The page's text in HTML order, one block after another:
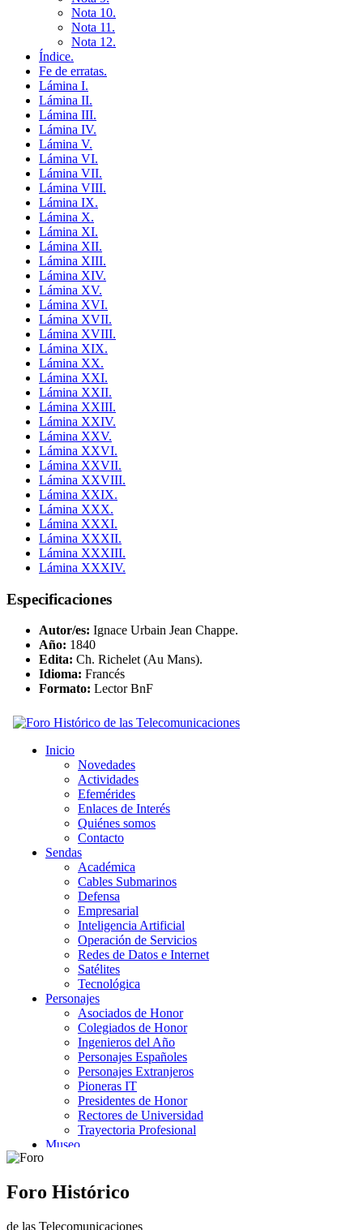
Nota 10.
Nota 11.
Nota 12.
Índice.
Fe de erratas.
Lámina I.
Lámina II.
Lámina III.
Lámina IV.
Lámina V.
Lámina VI.
Lámina VII.
Lámina VIII.
Lámina IX.
Lámina X.
Lámina XI.
Lámina XII.
Lámina XIII.
Lámina XIV.
Lámina XV.
Lámina XVI.
Lámina XVII.
Lámina XVIII.
Lámina XIX.
Lámina XX.
Lámina XXI.
Lámina XXII.
Lámina XXIII.
Lámina XXIV.
Lámina XXV.
Lámina XXVI.
Lámina XXVII.
Lámina XXVIII.
Lámina XXIX.
Lámina XXX.
Lámina XXXI.
Lámina XXXII.
Lámina XXXIII.
Lámina XXXIV.
Especificaciones
Autor/es: Ignace Urbain Jean Chappe.
Año: 1840
Edita: Ch. Richelet (Au Mans).
Idioma: Francés
Formato: Lector BnF
Foro Histórico
de las Telecomunicaciones